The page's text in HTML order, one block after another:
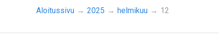
Aloitussivu → 2025 → helmikuu → 12